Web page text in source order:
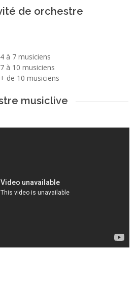
de orchestre
à 7 musiciens
à 10 musiciens
de 10 musiciens
musiclive